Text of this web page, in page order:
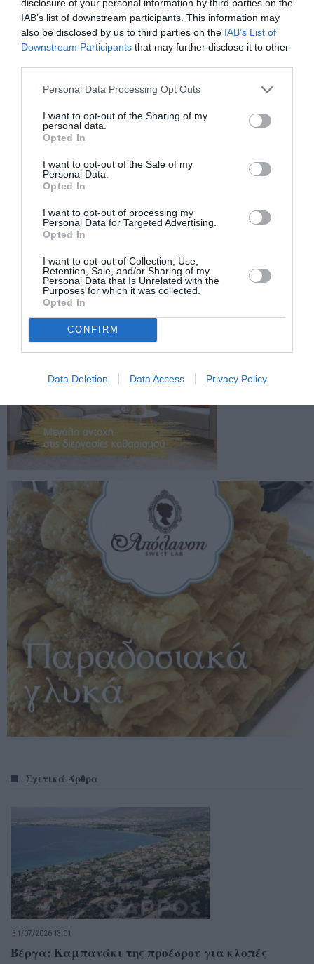
disclosure of your personal information by third parties on the
IAB’s list of downstream participants. This information may
also be disclosed by us to third parties on the IAB’s List of
Downstream Participants that may further disclose it to other
Personal Data Processing Opt Outs
I want to opt-out of the Sharing of my
personal data.
Opted In
I want to opt-out of the Sale of my
Personal Data.
Opted In
I want to opt-out of processing my
Personal Data for Targeted Advertising.
Opted In
I want to opt-out of Collection, Use,
Retention, Sale, and/or Sharing of my
Personal Data that Is Unrelated with the
Purposes for which it was collected.
Opted In
CONFIRM
Data Deletion Data Access Privacy Policy
TAGS: ΡΟΜΑ ΚΛΟΠΕΣ
Facebook Twitter
Σχετικά Άρθρα
31/07/2026 13:01
Βέργα: Καμπανάκι της προέδρου για κλοπές